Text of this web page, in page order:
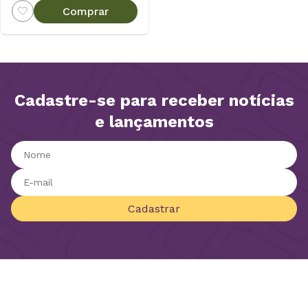
Comprar
Cadastre-se para receber notícias
e lançamentos
Cadastrar